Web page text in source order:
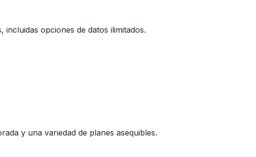
opciones de datos ilimitados.
y una variedad de planes asequibles.